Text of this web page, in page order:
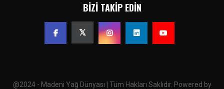
BIZI TAKIP EDIN
@2024 - Madeni Yağ Dünyası | Tüm Hakları Saklıdır. Powered by